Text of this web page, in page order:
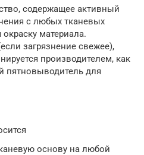
содержащее активный
с любых тканевых
материала.
загрязнение свежее),
производителем, как
пятновыводитель для
основу на любой